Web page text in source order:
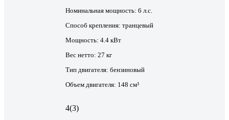
Номинальная мощность: 6 л.с.
Способ крепления: транцевый
Мощность: 4.4 кВт
Вес нетто: 27 кг
Тип двигателя: бензиновый
Объем двигателя: 148 см³
4(3)